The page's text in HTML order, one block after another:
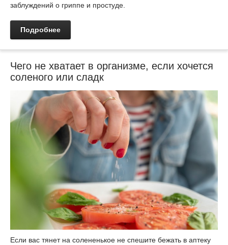
заблуждений о гриппе и простуде.
Подробнее
Чего не хватает в организме, если хочется
соленого или сладк
Если вас тянет на солененькое не спешите бежать в аптеку